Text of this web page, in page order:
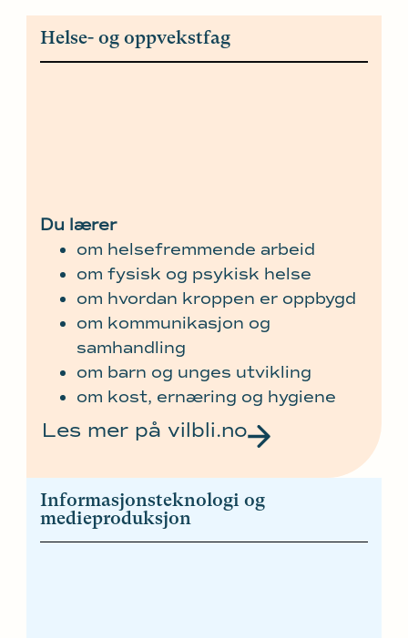
Helse- og oppvekstfag
Du lærer
om helsefremmende arbeid
om fysisk og psykisk helse
om hvordan kroppen er oppbygd
om kommunikasjon og
samhandling
om barn og unges utvikling
om kost, ernæring og hygiene
Les mer på vilbli.no
Informasjonsteknologi og
medieproduksjon